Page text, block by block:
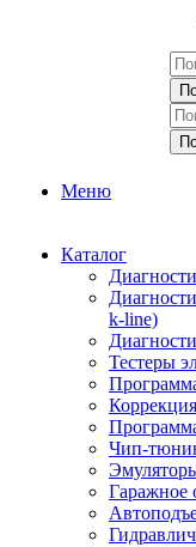
Меню
Каталог
k-line)
Тестеры
Чип-
Гаражное